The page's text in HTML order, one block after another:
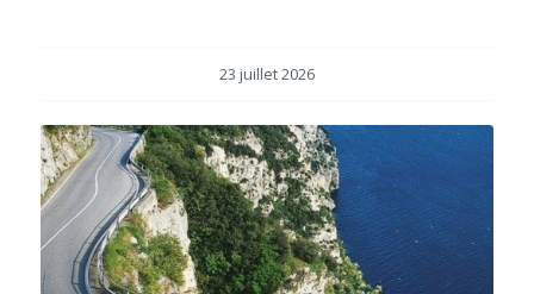
23 juillet 2026